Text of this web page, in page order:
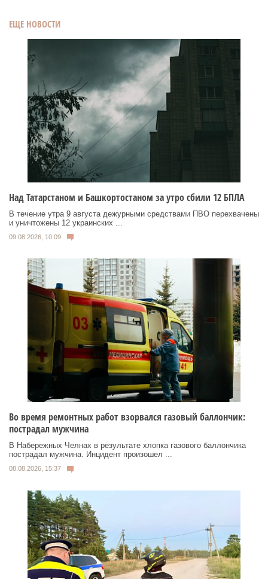
ЕЩЕ НОВОСТИ
Над Татарстаном и Башкортостаном за утро сбили 12 БПЛА
В течение утра 9 августа дежурными средствами ПВО перехвачены
и уничтожены 12 украинских ...
09.08.2026, 10:09
Во время ремонтных работ взорвался газовый баллончик:
пострадал мужчина
В Набережных Челнах в результате хлопка газового баллончика
пострадал мужчина. Инцидент произошел ...
08.08.2026, 15:37